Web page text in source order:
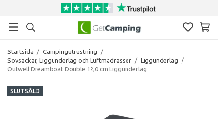
Startsida / Campingutrustning
/
Sovsäckar, Liggunderlag och Luftmadrasser / Liggunderlag
/
Outwell Dreamboat Double 12,0 cm Liggunderlag
SLUTSÅLD